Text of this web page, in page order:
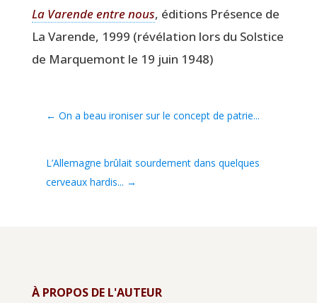
La Varende entre nous, édi­tions Pré­sence de
La Varende, 1999 (révé­la­tion lors du Sol­stice
de Mar­que­mont le 19 juin 1948)
← On a beau ironiser sur le concept de patrie...
L’Allemagne brûlait sourdement dans quelques
cerveaux hardis... →
À PROPOS DE L'AUTEUR